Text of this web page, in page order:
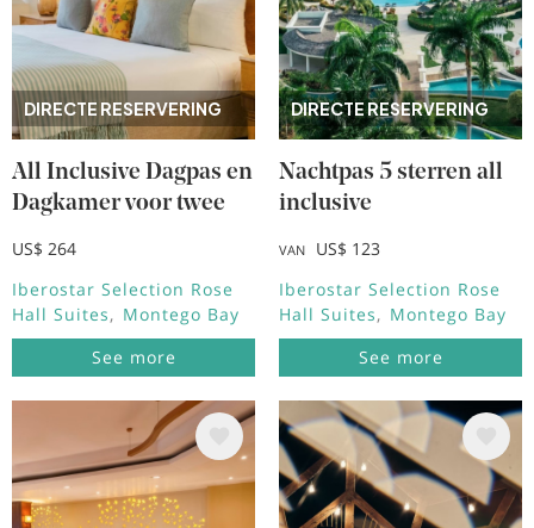
DIRECTE RESERVERING
All Inclusive Dagpas en
Dagkamer voor twee
US$ 264
Iberostar Selection Rose
Hall Suites
Montego Bay
See more
DIRECTE RESERVERING
Nachtpas 5 sterren all
inclusive
VAN
US$ 123
Iberostar Selection Rose
Hall Suites
Montego Bay
See more
Afbeelding Afbeelding